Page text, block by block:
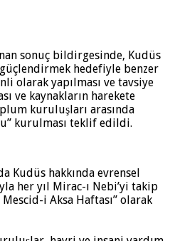
sonuç bildirgesinde, Kudüs
hedefiyle benzer
olarak yapılması ve tavsiye
ve kaynakların harekete
kuruluşları arasında
kurulması teklif edildi.
Kudüs hakkında evrensel
her yıl Mirac-ı Nebi’yi takip
i Aksa Haftası” olarak